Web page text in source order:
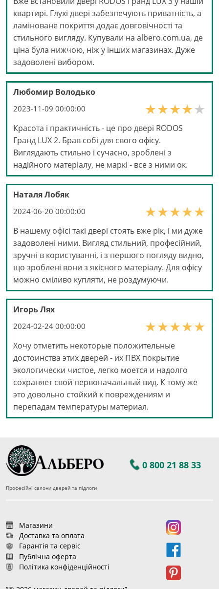
квартирі. Глухі двері забезпечують приватність, а
ламіноване покриття додає довговічності та
стильного вигляду. Купували на albero.com.ua, де
ціна була нижчою, ніж у інших магазинах. Дуже
задоволені вибором.
Любомир Володько
2023-11-09 00:00:00
Красота і практичність - це про двері RODOS
Гранд LUX 2. Брав собі для свого офісу.
Виглядають стильно і сучасно, зроблені з
надійного матеріалу, не маркі - все з ними ок.
Наталя Лобяк
2024-06-20 00:00:00
В нашему офісі такі двері стоять вже рік, і ми дуже
задоволені ними. Вигляд стильний, професійний,
зручні в користуванні, і з першого погляду видно,
що зроблені вони з якісного матеріалу. Для офісу
можно сміливо купляти, не роздумуючи.
Игорь Лях
2024-02-24 00:00:00
Хочу отметить некоторые положительные
достоинства этих дверей - их ПВХ покрытие
экологически чистое, легко моется и надолго
сохраняет свой первоначальный вид. К тому же
это довольно стойкий к повреждениям и
перепадам температуры материал.
0 800 21 88 33
Професійні салони дверей та підлоги
Магазини
Доставка та оплата
Гарантія та сервіс
Публічна оферта
Політика конфіденційності